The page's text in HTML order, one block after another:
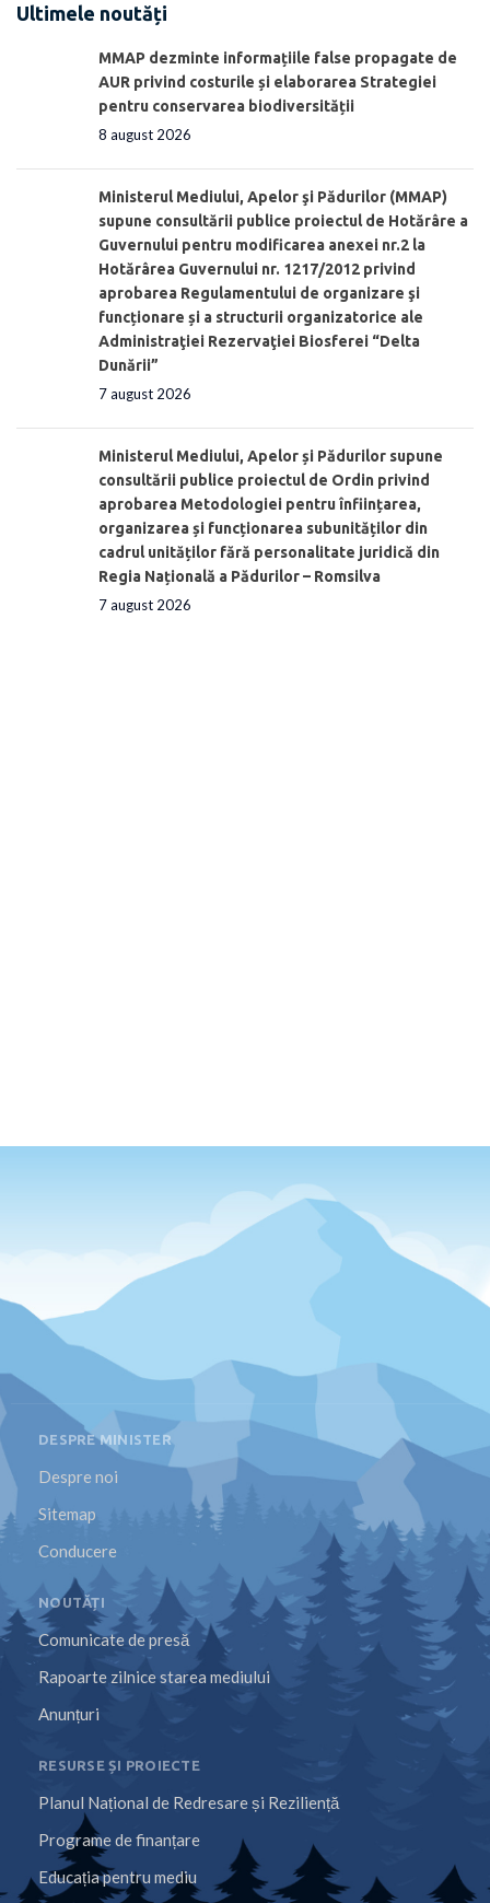
Ultimele noutăți
MMAP dezminte informațiile false propagate de
AUR privind costurile și elaborarea Strategiei
pentru conservarea biodiversității
8 august 2026
Ministerul Mediului, Apelor şi Pădurilor (MMAP)
supune consultării publice proiectul de Hotărâre a
Guvernului pentru modificarea anexei nr.2 la
Hotărârea Guvernului nr. 1217/2012 privind
aprobarea Regulamentului de organizare şi
funcționare și a structurii organizatorice ale
Administraţiei Rezervaţiei Biosferei “Delta
Dunării”
7 august 2026
Ministerul Mediului, Apelor și Pădurilor supune
consultării publice proiectul de Ordin privind
aprobarea Metodologiei pentru înființarea,
organizarea și funcționarea subunităților din
cadrul unităților fără personalitate juridică din
Regia Națională a Pădurilor – Romsilva
7 august 2026
DESPRE MINISTER
Despre noi
Sitemap
Conducere
NOUTĂȚI
Comunicate de presă
Rapoarte zilnice starea mediului
Anunțuri
RESURSE ȘI PROIECTE
Planul Național de Redresare și Reziliență
Programe de finanțare
Educația pentru mediu